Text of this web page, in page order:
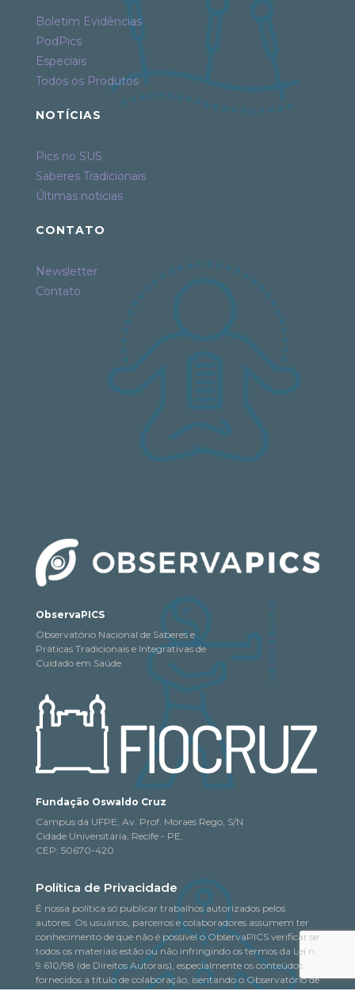
Boletim Evidências
PodPics
Especiais
Todos os Produtos
NOTÍCIAS
Pics no SUS
Saberes Tradicionais
Últimas notícias
CONTATO
Newsletter
Contato
ObservaPICS
Observatório Nacional de Saberes e
Práticas Tradicionais e Integrativas de
Cuidado em Saúde
Fundação Oswaldo Cruz
Campus da UFPE, Av. Prof. Moraes Rego, S/N
Cidade Universitária, Recife - PE,
CEP: 50670-420
Política de Privacidade
É nossa política só publicar trabalhos autorizados pelos
autores. Os usuários, parceiros e colaboradores assumem ter
conhecimento de que não é possível o ObservaPICS verificar se
todos os materiais estão ou não infringindo os termos da Lei n.
9.610/98 (de Direitos Autorais), especialmente os conteúdos
fornecidos a título de colaboração, isentando o Observatório de